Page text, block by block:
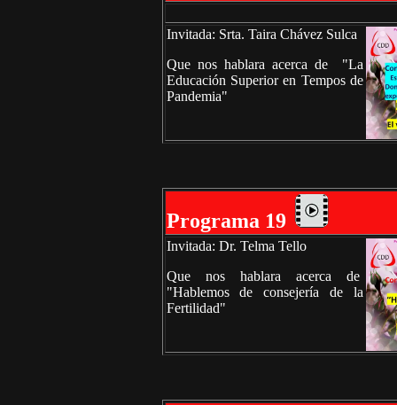
Invitada: Srta. Taira Chávez Sulca
Que nos hablara acerca de "La
Educación Superior en Tempos de
Pandemia"
Programa 19
Invitada: Dr. Telma Tello
Que nos hablara acerca de
"Hablemos de consejería de la
Fertilidad"